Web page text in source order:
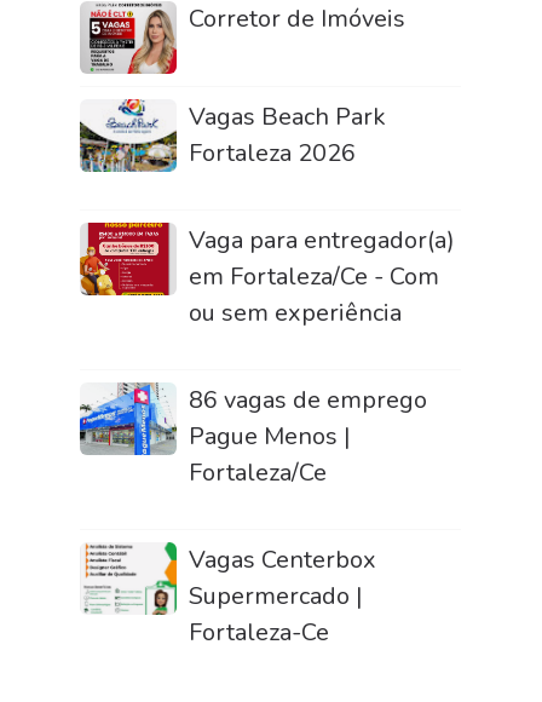
Corretor de Imóveis
Vagas Beach Park
Fortaleza 2026
Vaga para entregador(a)
em Fortaleza/Ce - Com
ou sem experiência
86 vagas de emprego
Pague Menos |
Fortaleza/Ce
Vagas Centerbox
Supermercado |
Fortaleza-Ce